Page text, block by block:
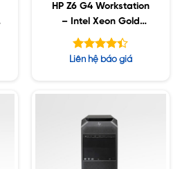
HP Z6 G4 Workstation
– Intel Xeon Gold
6230R / 192GB ECC /
Nvidia RTX 5000 16GB
Được xếp
Liên hệ báo giá